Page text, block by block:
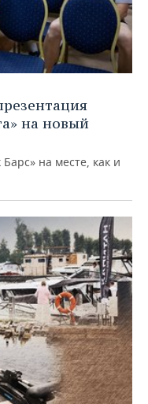
на новый
на месте, как и